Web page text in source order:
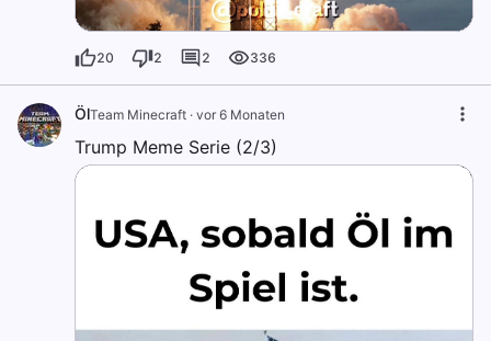
20 2 2 336
ÖlTeam Minecraft · vor 6 Monaten
Trump Meme Serie (2/3)